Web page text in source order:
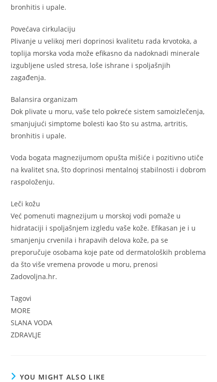
bronhitis i upale.
Povećava cirkulaciju
Plivanje u velikoj meri doprinosi kvalitetu rada krvotoka, a
toplija morska voda može efikasno da nadoknadi minerale
izgubljene usled stresa, loše ishrane i spoljašnjih
zagađenja.
Balansira organizam
Dok plivate u moru, vaše telo pokreće sistem samoizlečenja,
smanjujući simptome bolesti kao što su astma, artritis,
bronhitis i upale.
Voda bogata magnezijumom opušta mišiće i pozitivno utiče
na kvalitet sna, što doprinosi mentalnoj stabilnosti i dobrom
raspoloženju.
Leči kožu
Već pomenuti magnezijum u morskoj vodi pomaže u
hidrataciji i spoljašnjem izgledu vaše kože. Efikasan je i u
smanjenju crvenila i hrapavih delova kože, pa se
preporučuje osobama koje pate od dermatoloških problema
da što više vremena provode u moru, prenosi
Zadovoljna.hr.
Tagovi
MORE
SLANA VODA
ZDRAVLJE
YOU MIGHT ALSO LIKE